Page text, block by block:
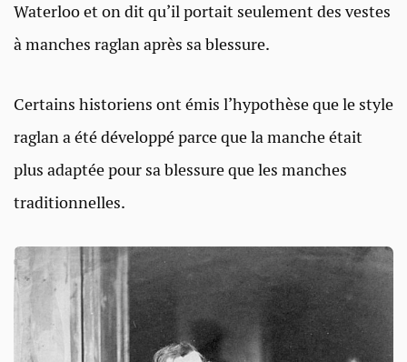
Waterloo et on dit qu’il portait seulement des vestes
à manches raglan après sa blessure.
Certains historiens ont émis l’hypothèse que le style
raglan a été développé parce que la manche était
plus adaptée pour sa blessure que les manches
traditionnelles.